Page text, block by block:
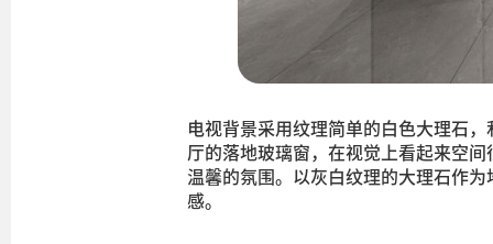
电视背景采用纹理简单的白色大理石
厅的落地玻璃窗，在视觉上看起来空
温馨的氛围。以灰白纹理的大理石作
感。